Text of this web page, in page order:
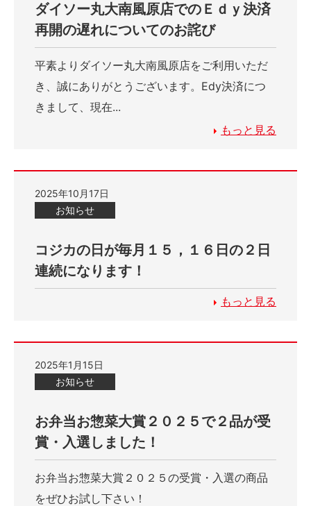
ダイソー丸大南風原店でのＥｄｙ決済
再開の遅れについてのお詫び
平素よりダイソー丸大南風原店をご利用いただ
き、誠にありがとうございます。Edy決済につ
きまして、現在...
もっと見る
2025年10月17日
お知らせ
コジカの日が毎月１５，１６日の２日
連続になります！
もっと見る
2025年1月15日
お知らせ
お弁当お惣菜大賞２０２５で２品が受
賞・入選しました！
お弁当お惣菜大賞２０２５の受賞・入選の商品
をぜひお試し下さい！